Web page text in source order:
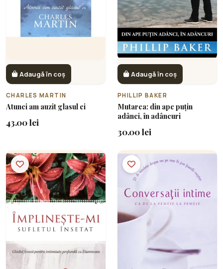
Adaugă în coș
CHARLES MARTIN
Atunci am auzit glasul ei
43.00 lei
Adaugă în coș
PHILLIP BAKER
Mutarea: din ape puțin
adânci, în adâncuri
30.00 lei